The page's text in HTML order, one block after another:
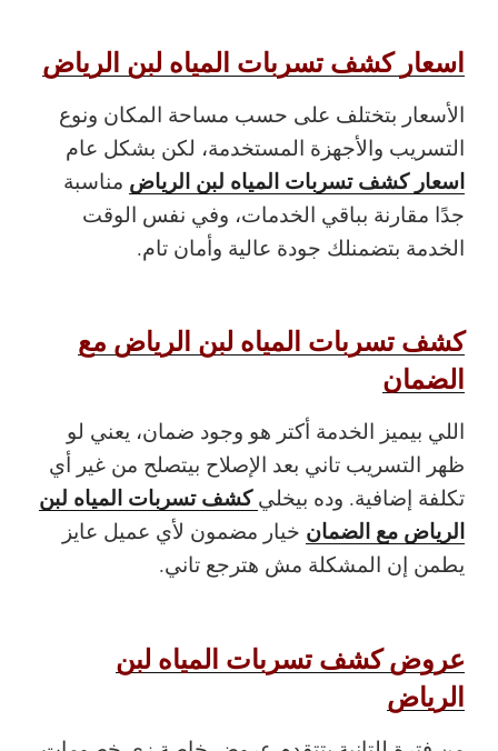
اسعار كشف تسربات المياه لبن الرياض
الأسعار بتختلف على حسب مساحة المكان ونوع
التسريب والأجهزة المستخدمة، لكن بشكل عام
اسعار كشف تسربات المياه لبن الرياض مناسبة
جدًا مقارنة بباقي الخدمات، وفي نفس الوقت
الخدمة بتضمنلك جودة عالية وأمان تام.
كشف تسربات المياه لبن الرياض مع
الضمان
اللي بيميز الخدمة أكتر هو وجود ضمان، يعني لو
ظهر التسريب تاني بعد الإصلاح بيتصلح من غير أي
تكلفة إضافية. وده بيخلي كشف تسربات المياه لبن
الرياض مع الضمان خيار مضمون لأي عميل عايز
يطمن إن المشكلة مش هترجع تاني.
عروض كشف تسربات المياه لبن
الرياض